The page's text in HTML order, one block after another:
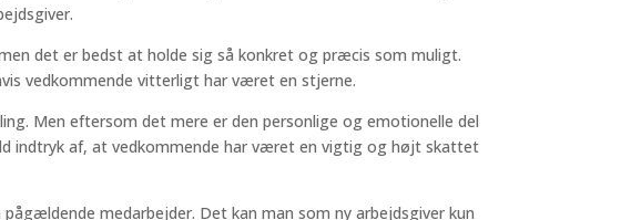
det er bedst at holde sig så konkret og præcis som muligt.
vedkommende vitterligt har været en stjerne.
Men eftersom det mere er den personlige og emotionelle del
indtryk af, at vedkommende har været en vigtig og højt skattet
medarbejder. Det kan man som ny arbejdsgiver kun